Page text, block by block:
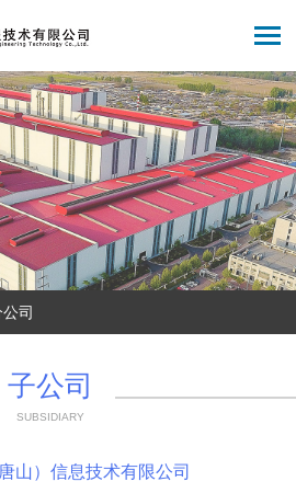
司
子公司
SUBSIDIARY
山）信息技术有限公司